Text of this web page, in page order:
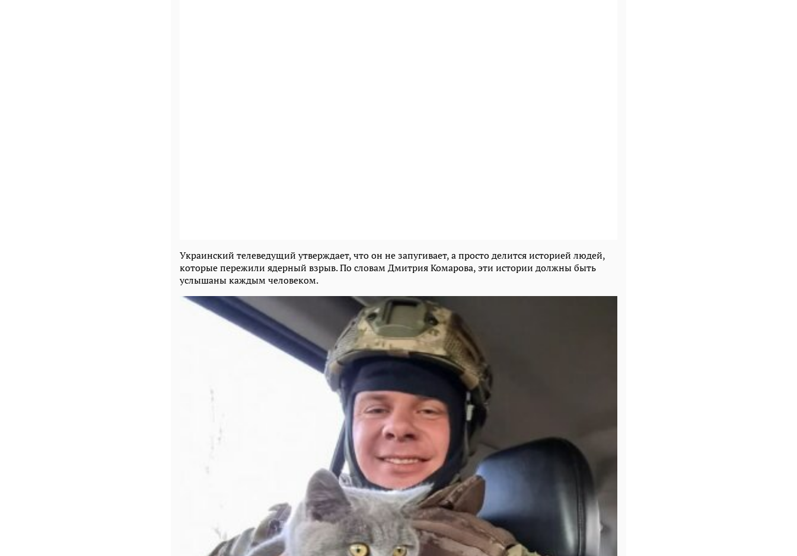
Украинский телеведущий утверждает, что он не запугивает, а просто делится историей людей,
которые пережили ядерный взрыв. По словам Дмитрия Комарова, эти истории должны быть
услышаны каждым человеком.